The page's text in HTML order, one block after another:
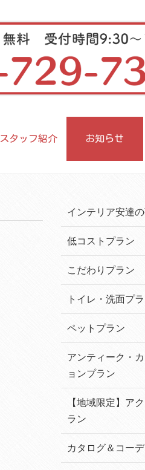
スタッフ紹介 お知らせ
インテリア安達
低コストプラン
こだわりプラン
トイレ・洗面プ
ペットプラン
アンティーク・
ョンプラン
【地域限定】ア
ラン
カタログ＆コー